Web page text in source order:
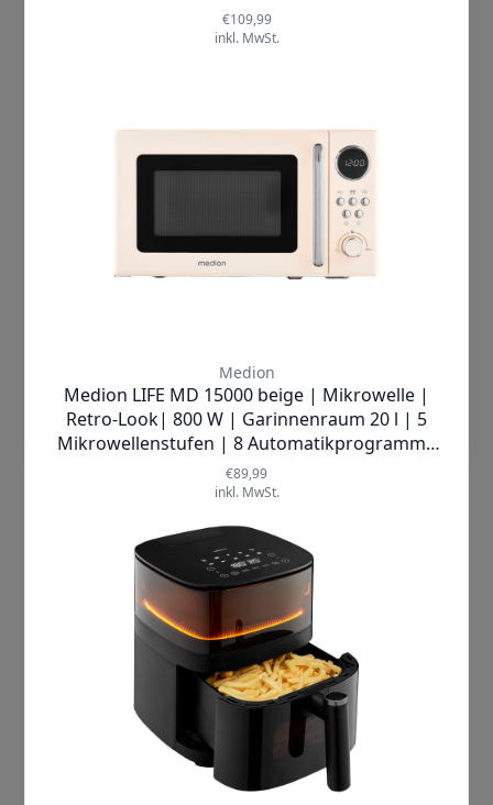
Fritteuse und erlaubt es Ihnen,
verschiedene Lebensmittel gleichzeitig
zuzubereiten. Dies optimiert nicht nur
die Zeit, sondern auch die
Zubereitungsmethoden, sodass Sie
kreieren können.
Messung und Analyse von
Technologien. Wenn Du damit nicht
einverstanden bist, dann klicke auf
"Cookies ablehnen". Mehr Information
Datenschutzerklärung
Einstellungen